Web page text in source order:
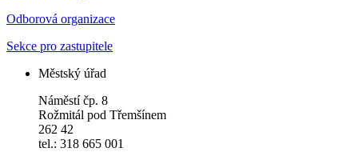
Odborová organizace
Sekce pro zastupitele
Městský úřad
Náměstí čp. 8
Rožmitál pod Třemšínem
262 42
tel.: 318 665 001